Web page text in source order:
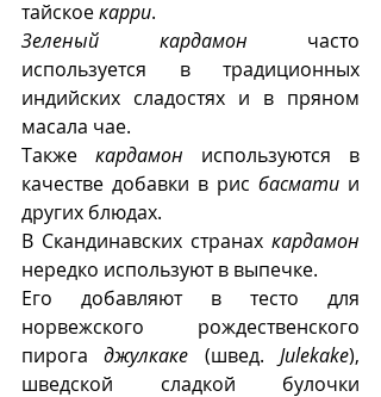
тайское карри.
Зеленый кардамон часто
используется в традиционных
индийских сладостях и в пряном
масала чае.
Также кардамон используются в
качестве добавки в рис басмати и
других блюдах.
В Скандинавских странах кардамон
нередко используют в выпечке.
Его добавляют в тесто для
норвежского рождественского
пирога джулкаке (швед. Julekake),